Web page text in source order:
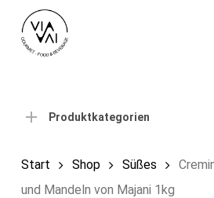
Einkaufswagen
Produktkategorien
Start Shop Süßes
und Mandeln von Majani 1kg